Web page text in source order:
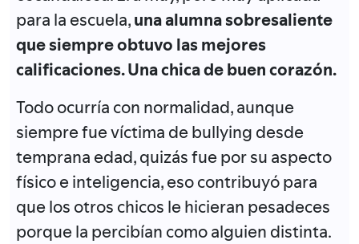
para la escuela,una alumna sobresaliente
que siempre obtuvo las mejores
calificaciones. Una chica de buen corazón.
Todo ocurría con normalidad, aunque
siempre fue víctima de bullying desde
temprana edad, quizás fue por su aspecto
físico e inteligencia, eso contribuyó para
que los otros chicos le hicieran pesadeces
porque la percibían como alguien distinta.